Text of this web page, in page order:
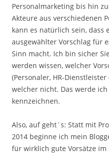
Personalmarketing bis hin
Akteure aus verschiedenen
kann es natürlich sein, dass
ausgewählter Vorschlag für
Sinn macht. Ich bin sicher
werden wissen, welcher
(Personaler, HR-
welcher nicht. Das werde
kennzeichnen.
Also, auf geht´s: Statt mit
2014 beginne ich mein
für wirklich gute Vorsätze im